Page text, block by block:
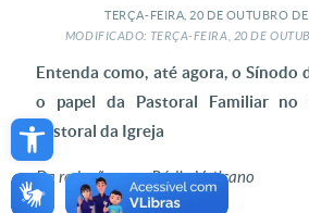
Open toolbar
TERÇA-FEIRA, 20 DE OUTUBRO DE
MODIFICADO: TERÇA-FEIRA, 20 DE
Entenda como, até agora, o Sínodo
o papel da Pastoral Familiar no
pastoral da Igreja
Da redação, com Rádio Vaticano